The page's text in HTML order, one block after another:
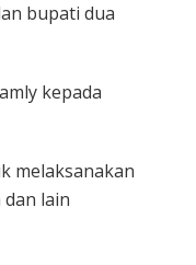
bupati dua
kepada
melaksanakan
lain